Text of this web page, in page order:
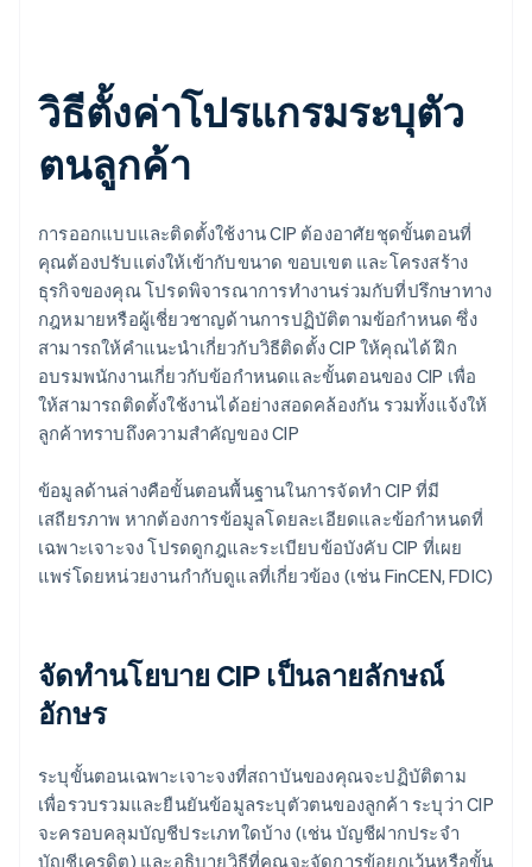
วิธีตั้งค่าโปรแกรมระบุตัว
ตนลูกค้า
การออกแบบและติดตั้งใช้งาน CIP ต้องอาศัยชุดขั้นตอนที่
คุณต้องปรับแต่งให้เข้ากับขนาด ขอบเขต และโครงสร้าง
ธุรกิจของคุณ โปรดพิจารณาการทำงานร่วมกับที่ปรึกษาทาง
กฎหมายหรือผู้เชี่ยวชาญด้านการปฏิบัติตามข้อกำหนด ซึ่ง
สามารถให้คำแนะนำเกี่ยวกับวิธีติดตั้ง CIP ให้คุณได้ ฝึก
อบรมพนักงานเกี่ยวกับข้อกำหนดและขั้นตอนของ CIP เพื่อ
ให้สามารถติดตั้งใช้งานได้อย่างสอดคล้องกัน รวมทั้งแจ้งให้
ลูกค้าทราบถึงความสำคัญของ CIP
ข้อมูลด้านล่างคือขั้นตอนพื้นฐานในการจัดทำ CIP ที่มี
เสถียรภาพ หากต้องการข้อมูลโดยละเอียดและข้อกำหนดที่
เฉพาะเจาะจง โปรดดูกฎและระเบียบข้อบังคับ CIP ที่เผย
แพร่โดยหน่วยงานกำกับดูแลที่เกี่ยวข้อง (เช่น FinCEN, FDIC)
จัดทำนโยบาย CIP เป็นลายลักษณ์
อักษร
ระบุขั้นตอนเฉพาะเจาะจงที่สถาบันของคุณจะปฏิบัติตาม
เพื่อรวบรวมและยืนยันข้อมูลระบุตัวตนของลูกค้า ระบุว่า CIP
จะครอบคลุมบัญชีประเภทใดบ้าง (เช่น บัญชีฝากประจำ
บัญชีเครดิต) และอธิบายวิธีที่คุณจะจัดการข้อยกเว้นหรือขั้น